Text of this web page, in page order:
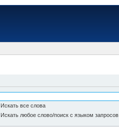
Искать все слова
Искать любое слово/поиск с языком запросов